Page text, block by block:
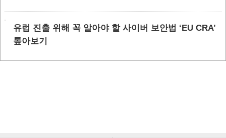
유럽 진출 위해 꼭 알아야 할 사이버 보안법 ‘EU CRA’
톺아보기